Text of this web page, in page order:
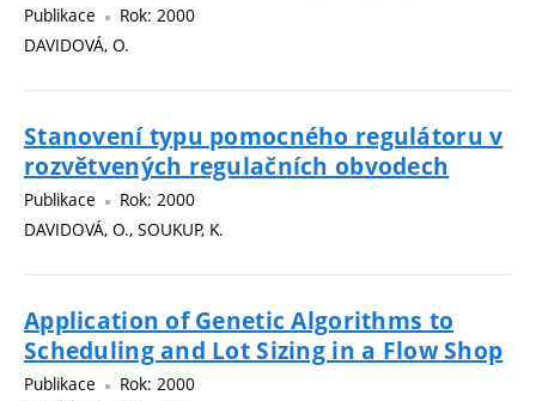
Publikace
Rok: 2000
DAVIDOVÁ, O.
Stanovení typu pomocného regulátoru v
rozvětvených regulačních obvodech
Publikace
Rok: 2000
DAVIDOVÁ, O., SOUKUP, K.
Application of Genetic Algorithms to
Scheduling and Lot Sizing in a Flow Shop
Publikace
Rok: 2000